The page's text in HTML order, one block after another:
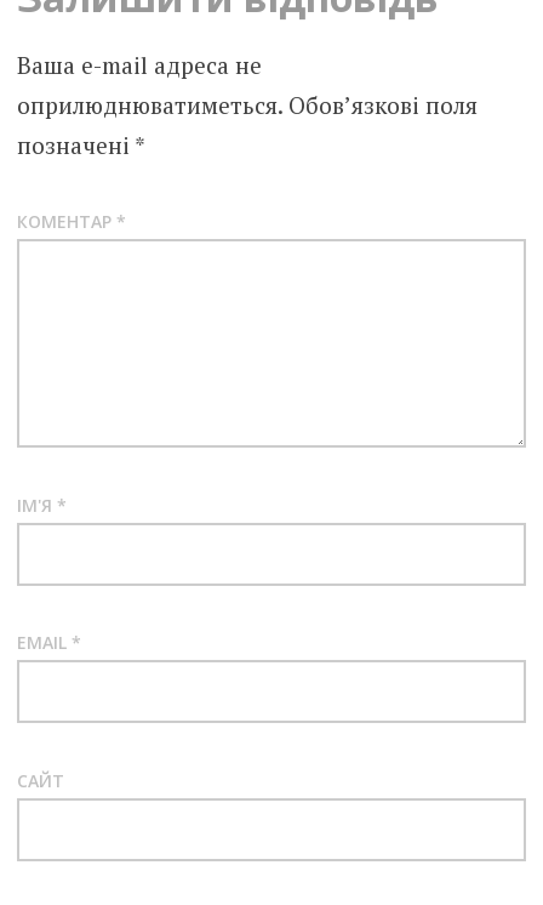
Ваша e-mail адреса не
оприлюднюватиметься. Обов’язкові поля
позначені *
КОМЕНТАР *
ІМ'Я *
EMAIL *
САЙТ